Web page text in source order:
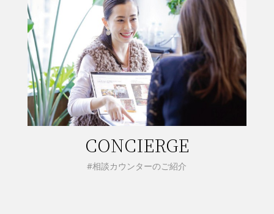
CONCIERGE
#相談カウンターのご紹介